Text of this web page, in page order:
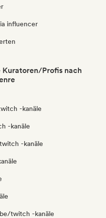
influencer
Kuratoren/Profis nach
-kanäle
-kanäle
-kanäle
twitch -kanäle